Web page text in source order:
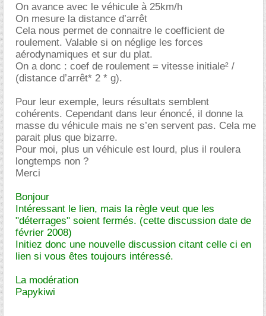
On avance avec le véhicule à 25km/h
On mesure la distance d’arrêt
Cela nous permet de connaitre le coefficient de
roulement. Valable si on néglige les forces
aérodynamiques et sur du plat.
On a donc : coef de roulement = vitesse initiale² /
(distance d’arrêt* 2 * g).
Pour leur exemple, leurs résultats semblent
cohérents. Cependant dans leur énoncé, il donne la
masse du véhicule mais ne s’en servent pas. Cela me
parait plus que bizarre.
Pour moi, plus un véhicule est lourd, plus il roulera
longtemps non ?
Merci
Bonjour
Intéressant le lien, mais la règle veut que les
"déterrages" soient fermés. (cette discussion date de
février 2008)
Initiez donc une nouvelle discussion citant celle ci en
lien si vous êtes toujours intéressé.
La modération
Papykiwi